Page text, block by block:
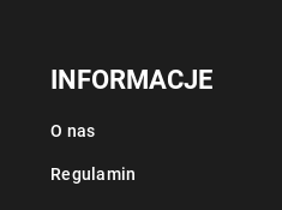
INFORMACJE
O nas
Regulamin